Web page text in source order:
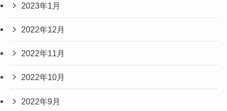
2023年1月
2022年12月
2022年11月
2022年10月
2022年9月